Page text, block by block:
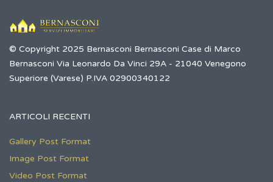
© Copyright 2025 Bernasconi Bernasconi Case di Marco
Bernasconi Via Leonardo Da Vinci 29A - 21040 Venegono
Superiore (Varese) P.IVA 02900340122
ARTICOLI RECENTI
Gallery Post Format
Image Post Format
Video Post Format